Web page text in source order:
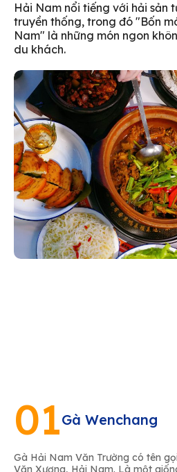
Hải Nam nổi tiếng với hải sản
truyền thống, trong đó "Bốn
Nam" là những món ngon
du khách.
01Gà Wenchang
Gà Hải Nam Văn Trường có tên
Văn Xương, Hải Nam. Là một